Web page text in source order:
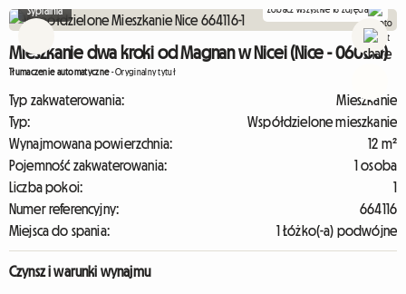
Sypialnia Zobacz wszystkie 18 zdjęcia
Mieszkanie dwa kroki od Magnan w Nicei (Nice - 06000)
Tłumaczenie automatyczne-Oryginalny tytuł
Typ zakwaterowania:
Mieszkanie
Typ:
Współdzielone mieszkanie
Wynajmowana powierzchnia:
12 m²
Pojemność zakwaterowania:
1 osoba
Liczba pokoi:
1
Numer referencyjny:
664116
Miejsca do spania:
1 Łóżko(-a) podwójne
Czynsz i warunki wynajmu